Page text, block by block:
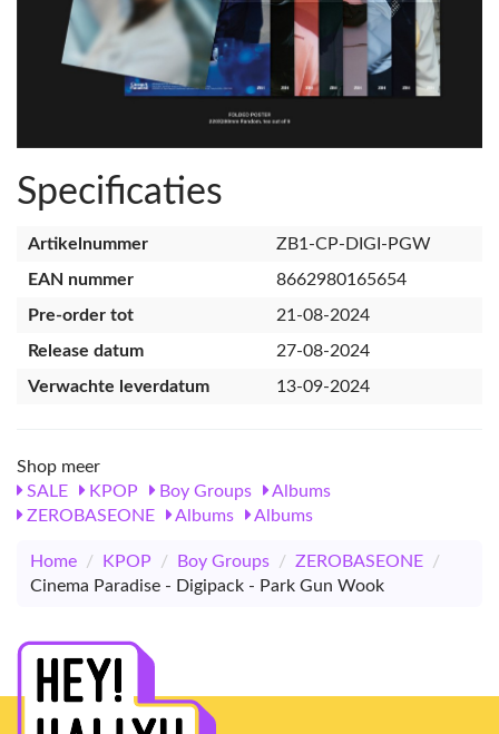
Specificaties
Artikelnummer
ZB1-CP-DIGI-PGW
EAN nummer
8662980165654
Pre-order tot
21-08-2024
Release datum
27-08-2024
Verwachte leverdatum
13-09-2024
Shop meer
SALE
KPOP Boy Groups
Albums
ZEROBASEONE
Albums Albums
Home / KPOP / Boy Groups / ZEROBASEONE /
Cinema Paradise - Digipack - Park Gun Wook